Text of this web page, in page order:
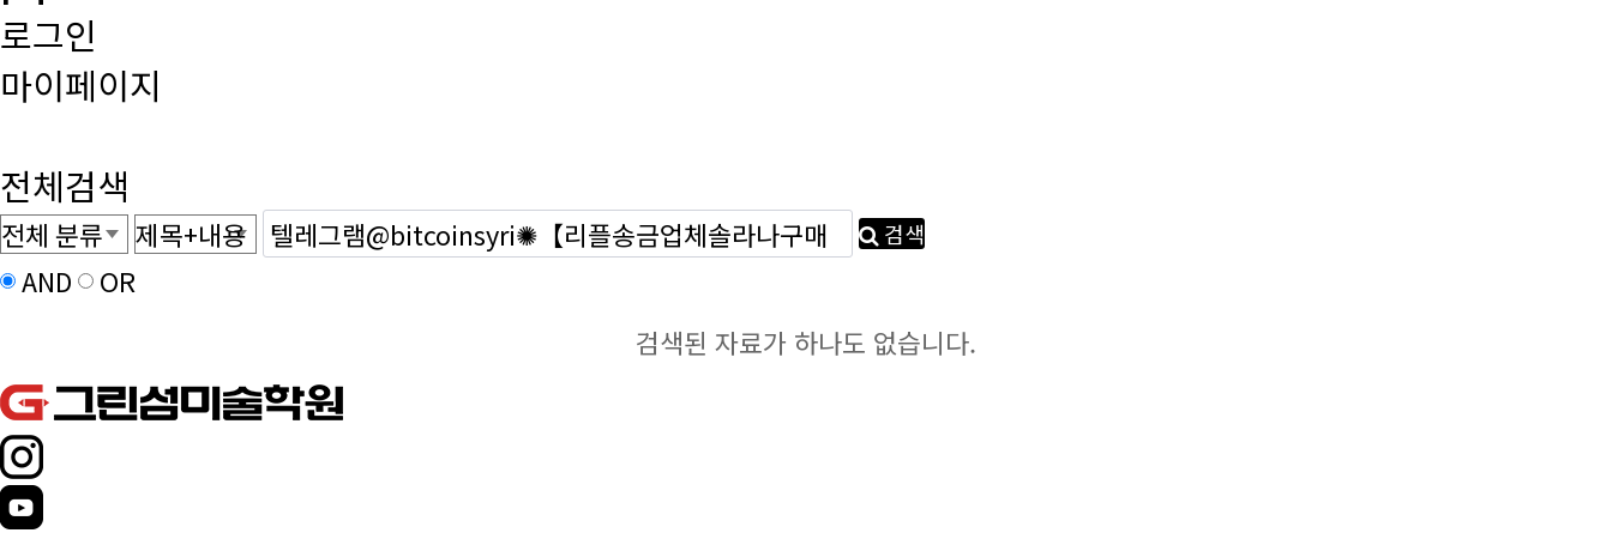
로그인
마이페이지
전체검색
검색
AND
OR
검색된 자료가 하나도 없습니다.